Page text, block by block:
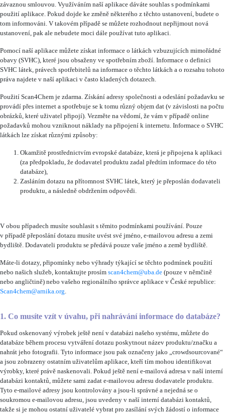
závaznou smlouvou. Využíváním naší aplikace dáváte souhlas s podmínkami
použití aplikace. Pokud dojde ke změně některého z těchto ustanovení, budete o
tom informováni. V takovém případě se můžete rozhodnout nepřijmout nová
ustanovení, pak ale nebudete moci dále používat tuto aplikaci.
Pomocí naší aplikace můžete získat informace o látkách vzbuzujících mimořádné
obavy (SVHC), které jsou obsaženy ve spotřebním zboží. Informace o definici
SVHC látek, právech spotřebitelů na informace o těchto látkách a o rozsahu tohoto
práva najdete v naší aplikaci v často kladených dotazech.
Použití Scan4Chem je zdarma. Získání adresy společnosti a odeslání požadavku se
provádí přes internet a spotřebuje se k tomu různý objem dat (v závislosti na počtu
obrázků, které uživatel připojí). Vezměte na vědomí, že vám v případě online
požadavků mohou vzniknout náklady na připojení k internetu. Informace o SVHC
látkách lze získat různými způsoby:
Okamžitě prostřednictvím evropské databáze, která je připojena k aplikaci
(za předpokladu, že dodavatel produktu zadal předtím informace do této
databáze),
Zasláním dotazu na přítomnost SVHC látek, který je přeposlán dodavateli
produktu, a následně obdržením odpovědi.
V obou případech musíte souhlasit s těmito podmínkami používání. Pouze
v případě přeposlání dotazu musíte uvést své jméno, e-mailovou adresu a zemi
bydliště. Dodavateli produktu se předává pouze vaše jméno a země bydliště.
Máte-li dotazy, připomínky nebo výhrady týkající se těchto podmínek použití
nebo našich služeb, kontaktujte prosím scan4chem@uba.de (pouze v němčině
nebo angličtině) nebo vašeho regionálního správce aplikace v České republice:
Scan4chem@arnika.org.
1. Co musíte vzít v úvahu, při nahrávání informace do databáze?
Pokud oskenovaný výrobek ještě není v databázi našeho systému, můžete do
databáze během procesu vytváření dotazu poskytnout název produktu/značku a
nahrát jeho fotografii. Tyto informace jsou pak označeny jako „crowdsourcované“
a jsou zobrazeny ostatním uživatelům aplikace, kteří tím mohou identifikovat
výrobky, které právě naskenovali. Pokud ještě není e-mailová adresa v naší interní
databázi kontaktů, můžete sami zadat e-mailovou adresu dodavatele produktu.
Tyto e-mailové adresy jsou kontrolovány a jsou-li správné a nejedná se o
soukromou e-mailovou adresu, jsou uvedeny v naší interní databázi kontaktů,
takže si je mohou ostatní uživatelé vybrat pro zasílání svých žádostí o informace